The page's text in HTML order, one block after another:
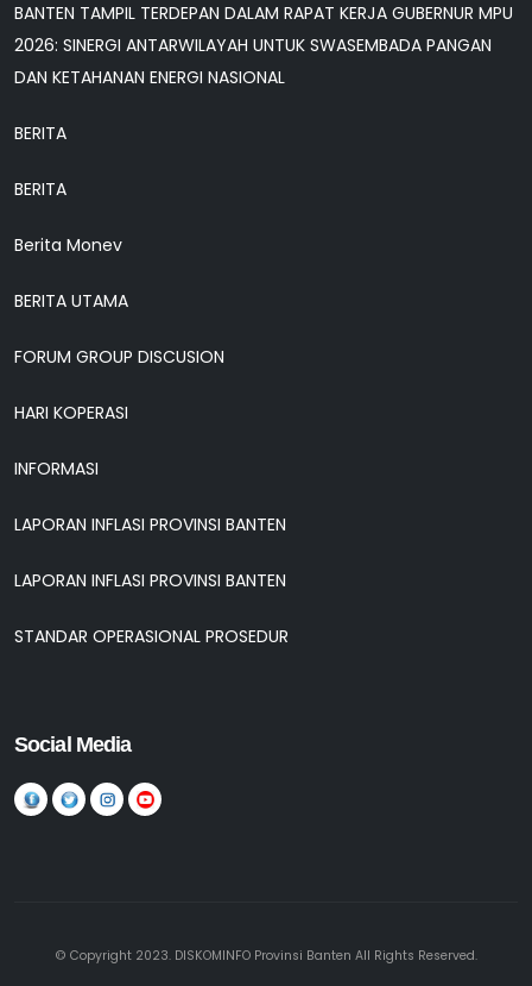
BANTEN TAMPIL TERDEPAN DALAM RAPAT KERJA GUBERNUR MPU
2026: SINERGI ANTARWILAYAH UNTUK SWASEMBADA PANGAN
DAN KETAHANAN ENERGI NASIONAL
BERITA
BERITA
Berita Monev
BERITA UTAMA
FORUM GROUP DISCUSION
HARI KOPERASI
INFORMASI
LAPORAN INFLASI PROVINSI BANTEN
LAPORAN INFLASI PROVINSI BANTEN
STANDAR OPERASIONAL PROSEDUR
Social Media
© Copyright 2023. DISKOMINFO Provinsi Banten All Rights Reserved.